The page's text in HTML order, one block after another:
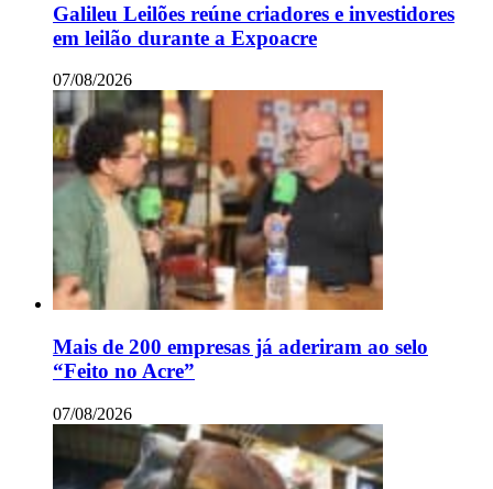
Galileu Leilões reúne criadores e investidores
em leilão durante a Expoacre
07/08/2026
Mais de 200 empresas já aderiram ao selo
“Feito no Acre”
07/08/2026